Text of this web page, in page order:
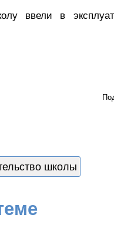
ввели в
школы